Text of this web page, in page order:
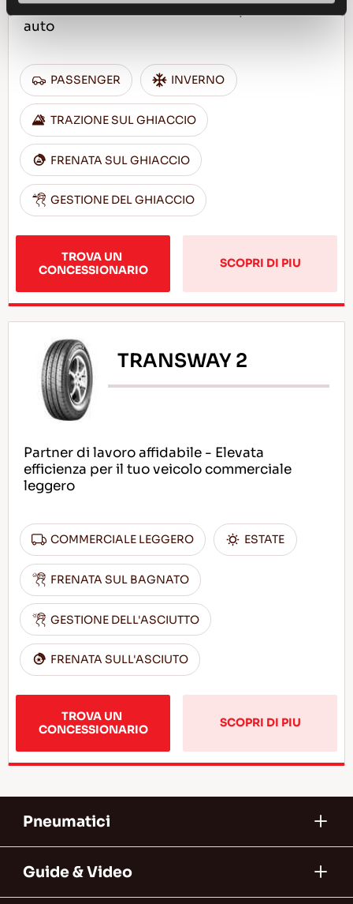
Aderenza eccellente e sicurezza per la tua
auto
PASSENGER INVERNO
TRAZIONE SUL GHIACCIO
FRENATA SUL GHIACCIO
GESTIONE DEL GHIACCIO
TROVA UN
CONCESSIONARIO
SCOPRI DI PIU
TRANSWAY 2
Partner di lavoro affidabile - Elevata
efficienza per il tuo veicolo commerciale
leggero
COMMERCIALE LEGGERO ESTATE
FRENATA SUL BAGNATO
GESTIONE DELL'ASCIUTTO
FRENATA SULL'ASCIUTO
TROVA UN
CONCESSIONARIO
SCOPRI DI PIU
Pneumatici
Guide & Video